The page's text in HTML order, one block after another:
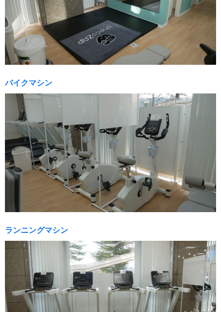
バイクマシン
ランニングマシン